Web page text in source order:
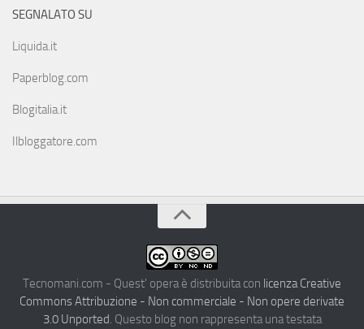
SEGNALATO SU
Liquida.it
Paperblog.com
Blogitalia.it
Ilbloggatore.com
Tecnomani.com - Quest' opera è distribuita con licenza Creative
Commons Attribuzione - Non commerciale - Non opere derivate
3.0 Unported. Questo blog non rappresenta una testata